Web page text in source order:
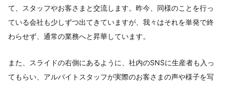
て、スタッフやお客さまと交流します。昨今、同様のことを行っ
ている会社も少しずつ出てきていますが、我々はそれを単発で終
わらせず、通常の業務へと昇華しています。
また、スライドの右側にあるように、社内のSNSに生産者も入っ
てもらい、アルバイトスタッフが実際のお客さまの声や様子を写